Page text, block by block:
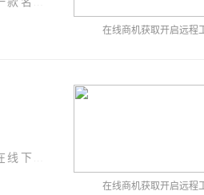
在线商机获取开启远程
在线商机获取开启远程